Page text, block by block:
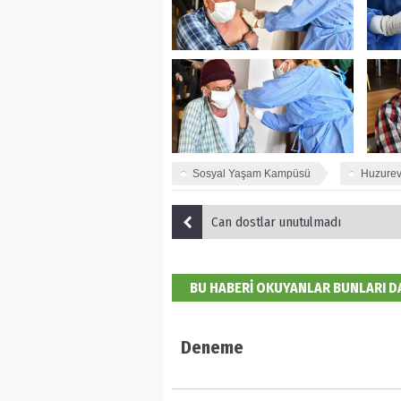
Sosyal Yaşam Kampüsü
​Can dostlar unutulmadı
BU HABERİ OKUYANLAR BUNLARI
Deneme